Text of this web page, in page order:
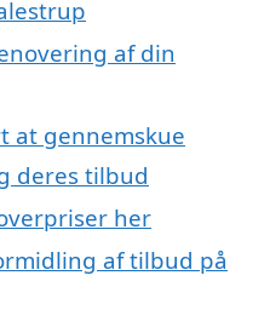
af din
at gennemskue
deres tilbud
her
af tilbud på